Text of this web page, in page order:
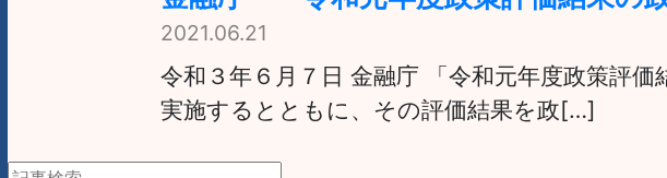
2021.06.21
令和３年６月７日 金融庁 「令和元年度政策評
実施するとともに、その評価結果を政[…]